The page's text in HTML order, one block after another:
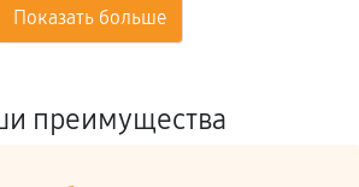
преимущества